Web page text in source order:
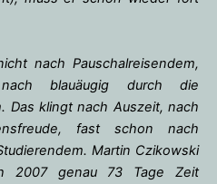
nach Pauschalreisendem,
blauäugig durch die
Das klingt nach Auszeit, nach
fast schon nach
Martin Czikowski
genau 73 Tage Zeit